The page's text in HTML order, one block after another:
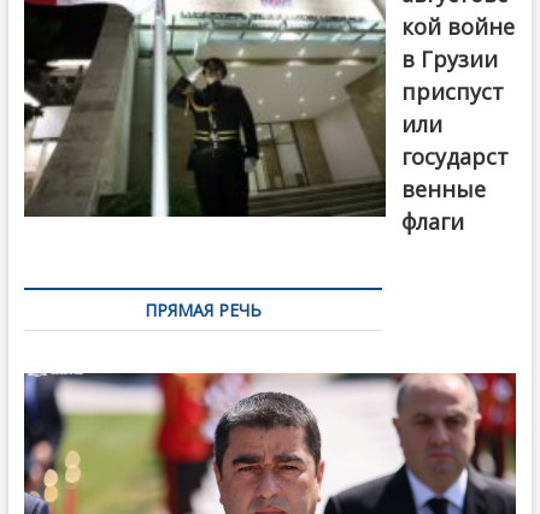
кой войне
в Грузии
приспуст
или
государст
венные
флаги
ПРЯМАЯ РЕЧЬ